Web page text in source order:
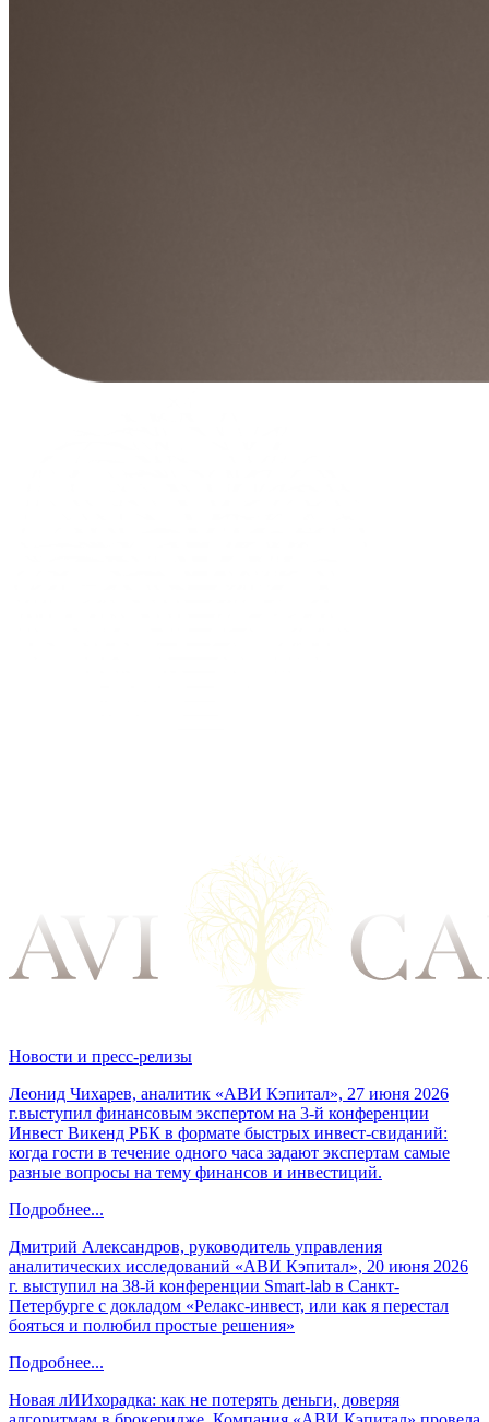
Новости и пресс-релизы
Леонид Чихарев, аналитик «АВИ Кэпитал», 27 июня 2026
г.выступил финансовым экспертом на 3-й конференции
Инвест Викенд РБК в формате быстрых инвест-свиданий:
когда гости в течение одного часа задают экспертам самые
разные вопросы на тему финансов и инвестиций.
Подробнее...
Дмитрий Александров, руководитель управления
аналитических исследований «АВИ Кэпитал», 20 июня 2026
г. выступил на 38-й конференции Smart-lab в Санкт-
Петербурге с докладом «Релакс-инвест, или как я перестал
бояться и полюбил простые решения»
Подробнее...
Новая лИИхорадка: как не потерять деньги, доверяя